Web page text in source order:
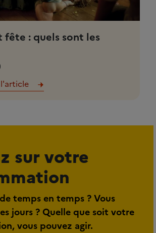
: quels sont les
sur votre
temps en temps ? Vous
jours ? Quelle que soit votre
vous pouvez agir.